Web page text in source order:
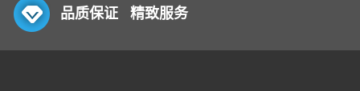
品质保证 精致服务